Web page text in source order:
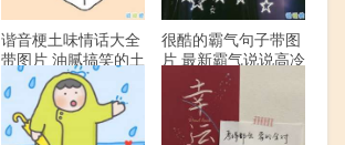
谐音梗土味情话大全
带图片 油腻搞笑的土
味情话
很酷的霸气句子带图
片 最新霸气说说高冷